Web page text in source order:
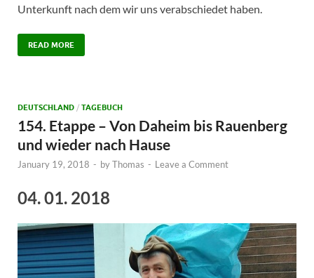
Unterkunft nach dem wir uns verabschiedet haben.
READ MORE
DEUTSCHLAND / TAGEBUCH
154. Etappe – Von Daheim bis Rauenberg
und wieder nach Hause
January 19, 2018 - byThomas - Leave a Comment
04. 01. 2018